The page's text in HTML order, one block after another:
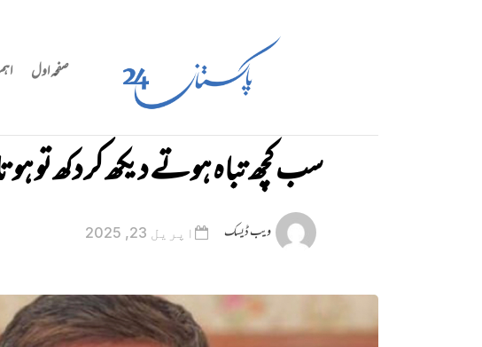
صفحہ اول
سب کچھ تباہ ہوتے دیکھ کر دکھ تو
ویب ڈیسک اپریل 23, 2025